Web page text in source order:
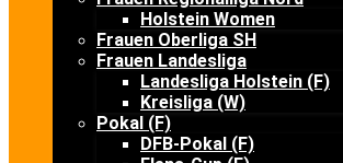
Holstein Women
Frauen Oberliga SH
Frauen Landesliga
Landesliga Holstein (F)
Kreisliga (W)
Pokal (F)
DFB-Pokal (F)